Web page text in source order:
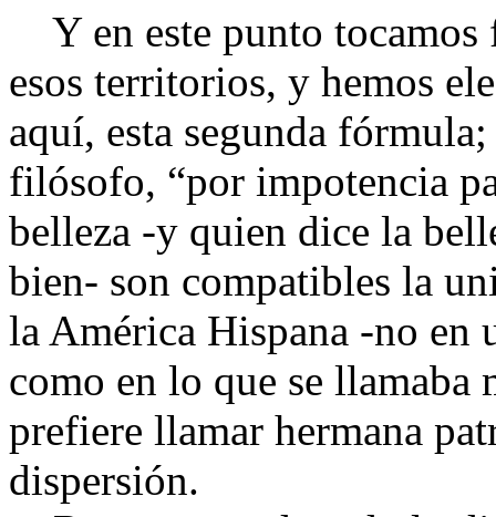
Y en este punto tocamos
esos territorios, y hemos
aquí, esta segunda
filósofo, “por impotencia
belleza -y quien dice la
bien- son compatibles la
la América Hispana -no en
como en lo que se llamaba
prefiere llamar hermana
dispersión.